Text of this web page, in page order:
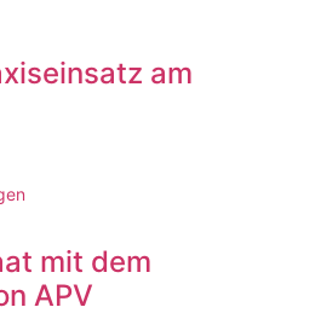
am
mit dem
APV